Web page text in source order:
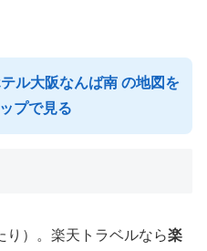
ル大阪なんば南 の地図を
プで見る
り）。楽天トラベルなら楽